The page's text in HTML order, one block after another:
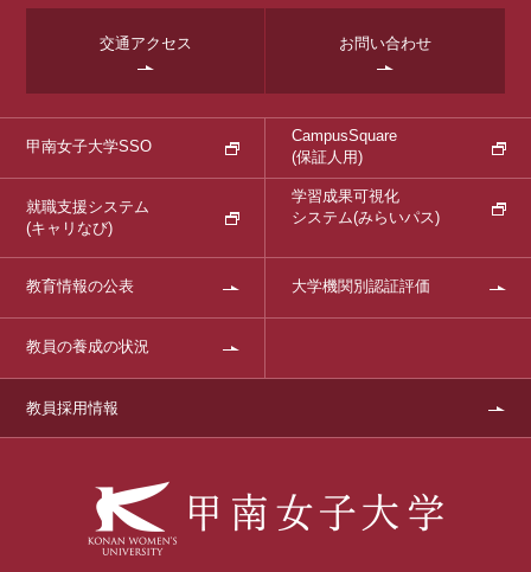
交通アクセス お問い合わせ
甲南女子大学SSO
CampusSquare
(保証人用)
就職支援システム
(キャリなび)
学習成果可視化
システム(みらいパス)
教育情報の公表 大学機関別認証評価
教員の養成の状況
教員採用情報